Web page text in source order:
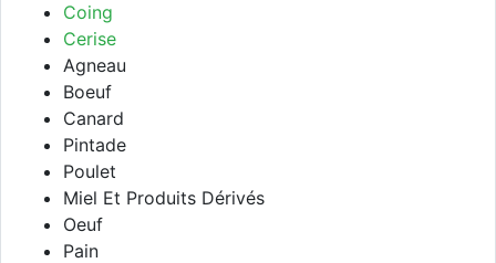
Coing
Cerise
Agneau
Boeuf
Canard
Pintade
Poulet
Miel Et Produits Dérivés
Oeuf
Pain